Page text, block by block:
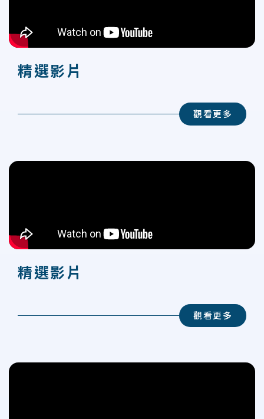
精選影片
觀看更多
精選影片
觀看更多